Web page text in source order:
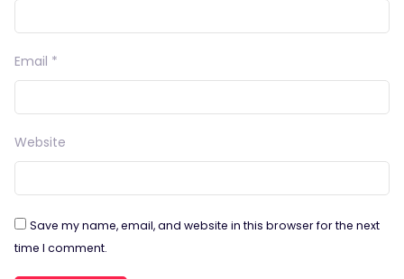
Email *
Website
Save my name, email, and website in this browser for the next
time I comment.